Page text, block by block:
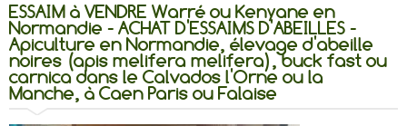
ESSAIM à VENDRE Warré ou Kenyane en
Normandie - ACHAT D'ESSAIMS D'ABEILLES -
Apiculture en Normandie, élevage d'abeille
noires (apis melifera melifera), buck fast ou
carnica dans le Calvados l'Orne ou la
Manche, à Caen Paris ou Falaise